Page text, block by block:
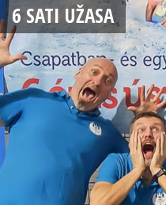
6 SATI UŽASA